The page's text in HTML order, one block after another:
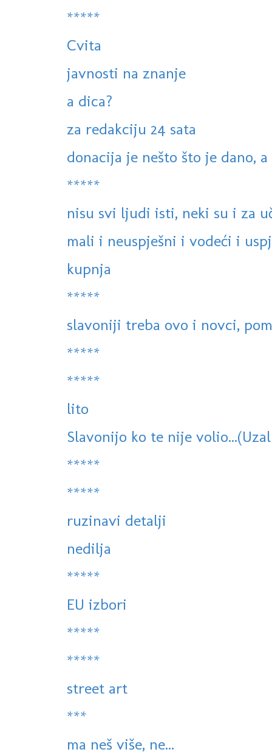
*****
Cvita
javnosti na znanje
a dica?
za redakciju 24 sata
donacija je nešto što je dano, a
*****
nisu svi ljudi isti, neki su i za
mali i neuspješni i vodeći i
kupnja
*****
slavoniji treba ovo i novci,
*****
*****
lito
Slavonijo ko te nije
*****
*****
ruzinavi detalji
nedilja
*****
EU izbori
*****
*****
street art
***
ma neš više, ne...